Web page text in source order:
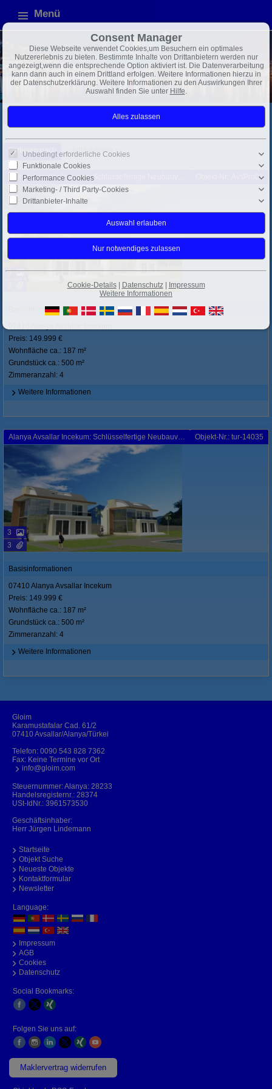
Menü
2 Objekte gefunden
Sortieren nach -- bitte wählen --
Objekt-Nr.: AvsPro01
3
Basisinformationen
Preis: 149.999 €
Wohnfläche ca.: 187 m²
Grundstück ca.: 500 m²
Zimmeranzahl: 4
Weitere Informationen
Objekt-Nr.: tur-14035
3
3
Basisinformationen
07410 Alanya Avsallar Incekum
Preis: 149.999 €
Wohnfläche ca.: 187 m²
Grundstück ca.: 500 m²
Zimmeranzahl: 4
Weitere Informationen
Gloim
Karamustafalar Cad. 61/2
07410 Avsallar/Alanya/Türkei
Telefon: 0090 543 828 7362
Fax: Keine Termine vor Ort
info@gloim.com
Steuernummer: Alanya: 28233
Handelsregisternr.: 28374
USt-IdNr.: 3961573530
Geschäftsinhaber:
Herr Jürgen Lindemann
Startseite
Objekt Suche
Neueste Objekte
Kontaktformular
Newsletter
Language:
Impressum
AGB
Cookies
Datenschutz
Social Bookmarks:
Folgen Sie uns auf:
Maklervertrag widerrufen
Consent Manager
Diese Webseite verwendet Cookies,um Besuchern ein optimales
Nutzererlebnis zu bieten. Bestimmte Inhalte von Drittanbietern werden nur
angezeigt,wenn die entsprechende Option aktiviert ist. Die Datenverarbeitung
kann dann auch in einem Drittland erfolgen. Weitere Informationen hierzu in
der Datenschutzerklärung. Weitere Informationen zu den Auswirkungen Ihrer
Auswahl finden Sie unter Hilfe.
Unbedingt erforderliche Cookies
Funktionale Cookies
Performance Cookies
Marketing- / Third Party-Cookies
Drittanbieter-Inhalte
Cookie-Details| Datenschutz|
Impressum
Weitere Informationen